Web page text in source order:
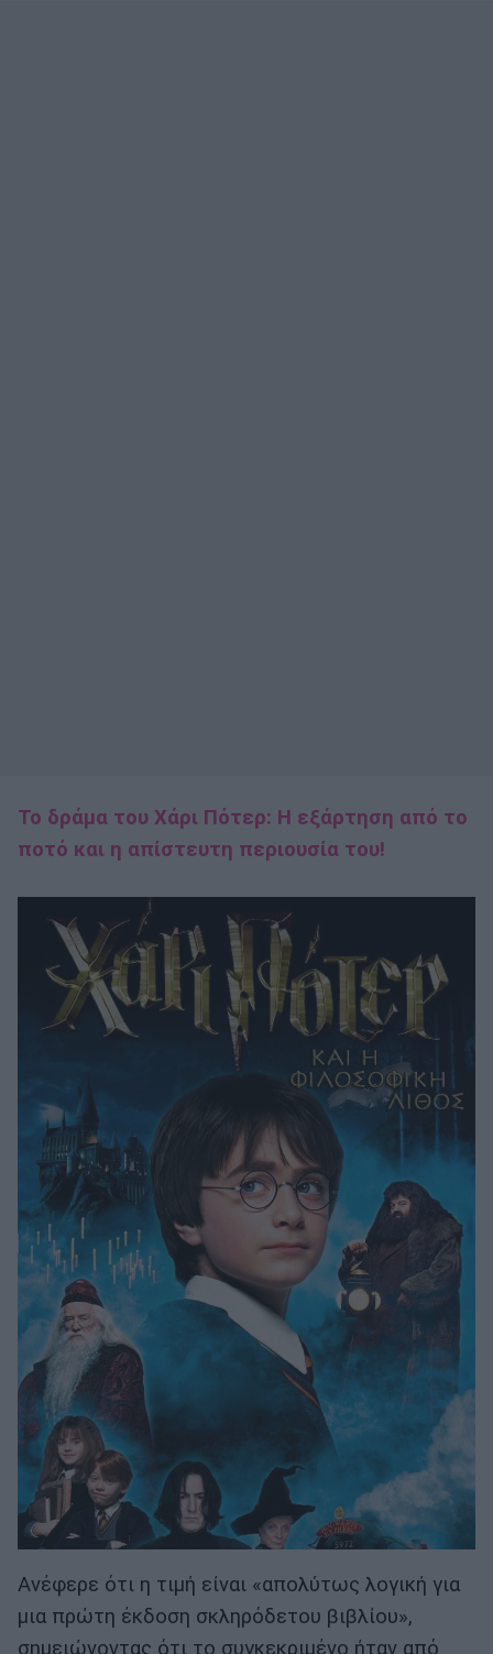
Το δράμα του Χάρι Πότερ: Η εξάρτηση από το
ποτό και η απίστευτη περιουσία του!
Ανέφερε ότι η τιμή είναι «απολύτως λογική για
μια πρώτη έκδοση σκληρόδετου βιβλίου»,
σημειώνοντας ότι το συγκεκριμένο ήταν από